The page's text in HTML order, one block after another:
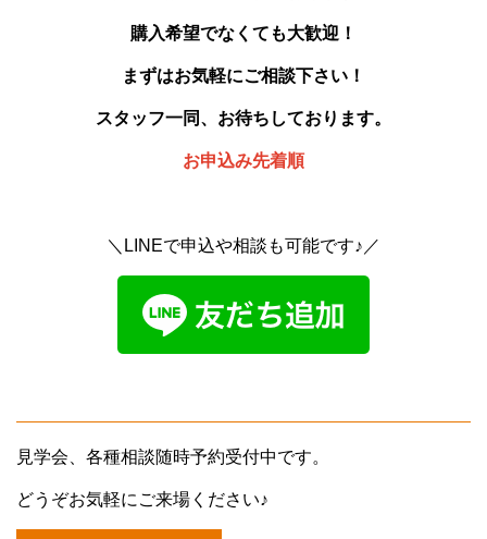
購入希望でなくても大歓迎！
まずはお気軽にご相談下さい！
スタッフ一同、お待ちしております。
お申込み先着順
＼LINEで申込や相談も可能です♪／
見学会、各種相談随時予約受付中です。
どうぞお気軽にご来場ください♪